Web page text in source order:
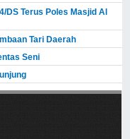
DS Terus Poles Masjid Al
Tari Daerah
Seni